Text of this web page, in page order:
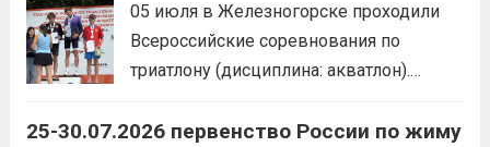
05 июля в Железногорске проходили
Всероссийские соревнования по
триатлону (дисциплина: акватлон).
Макарова, Серов Станислав, занял 1
25-30.07.2026 первенство России по жиму